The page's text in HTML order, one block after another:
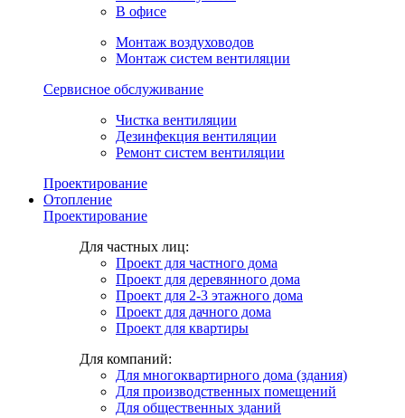
В офисе
Монтаж воздуховодов
Монтаж систем вентиляции
Сервисное обслуживание
Чистка вентиляции
Дезинфекция вентиляции
Ремонт систем вентиляции
Проектирование
Отопление
Проектирование
Для частных лиц:
Проект для частного дома
Проект для деревянного дома
Проект для 2-3 этажного дома
Проект для дачного дома
Проект для квартиры
Для компаний:
Для многоквартирного дома (здания)
Для производственных помещений
Для общественных зданий